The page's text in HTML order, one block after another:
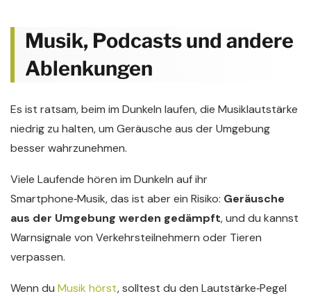
Musik, Podcasts und andere
Ablenkungen
Es ist ratsam, beim im Dunkeln laufen, die Musiklautstärke
niedrig zu halten, um Geräusche aus der Umgebung
besser wahrzunehmen.
Viele Laufende hören im Dunkeln auf ihr
Smartphone‑Musik, das ist aber ein Risiko: Geräusche
aus der Umgebung werden gedämpft, und du kannst
Warnsignale von Verkehrsteilnehmern oder Tieren
verpassen.
Wenn du Musik hörst, solltest du den Lautstärke‑Pegel